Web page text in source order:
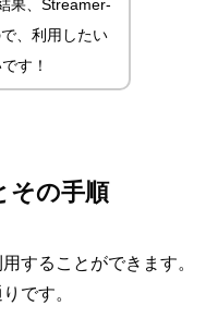
果、Streamer-
、利用したい
す！
その手順
することができます。
です。